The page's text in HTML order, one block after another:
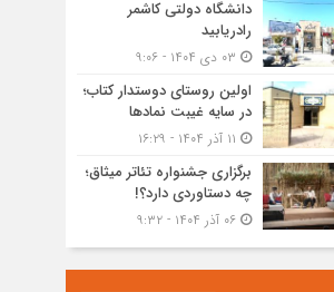
دانشگاه دولتی کاشمر‌
رادریابید
اولین روستای دوستدار کتاب؛
در سایه غیبت نمادها
برگزاری جشنواره تئاتر میثاق؛
چه دستاوردی دارد؟!